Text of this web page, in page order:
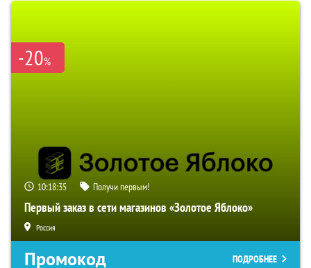
-20%
10:18:34 Получи первым!
Первый заказ в сети магазинов «Золотое Яблоко»
Россия
Промокод ПОДРОБНЕЕ